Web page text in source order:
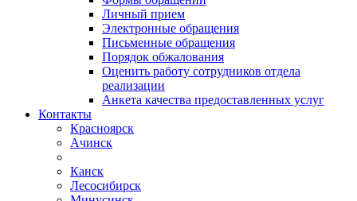
Личный прием
Электронные обращения
Письменные обращения
Порядок обжалования
Оценить работу сотрудников отдела
реализации
Анкета качества предоставленных услуг
Контакты
Красноярск
Ачинск
Канск
Лесосибирск